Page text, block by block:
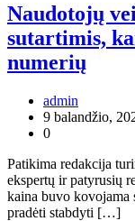
Naudotojų
sutartimis,
numerių
admin
9 balandžio,
0
Patikima redakcija
ekspertų ir patyrusių
kaina buvo kovojama
pradėti stabdyti […]